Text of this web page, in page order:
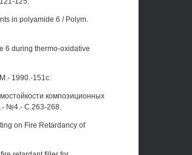
in polyamide 6 / Polym.
6 during thermo-oxidative
1990.-151с.
композиционных
№4.- С.263-268.
on Fire Retardancy of